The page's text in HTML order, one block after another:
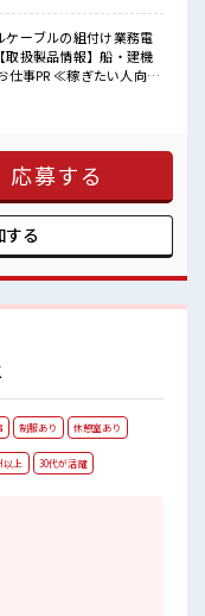
ケーブルの組付け業務電
扱製品情報】船・建機
残業は月20時間以上あ
イチからスキルUP・ステ
に向いている仕事が探
しっかりサポートしま
ロッカーあり！ 安心して
方は必見！
応募する
する
制服あり 休憩室あり
以上 30代が活躍